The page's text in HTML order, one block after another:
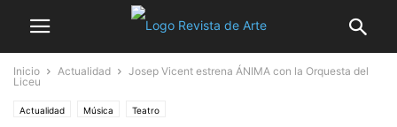
Inicio Actualidad
Josep Vicent estrena ÁNIMA con la Orquesta del
Liceu
Actualidad Música Teatro